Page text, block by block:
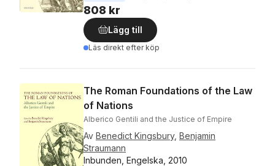
808 kr
Lägg till
Läs direkt efter köp
The Roman Foundations of the Law
of Nations
Alberico Gentili and the Justice of Empire
Av Benedict Kingsbury, Benjamin
Straumann
Inbunden, Engelska, 2010